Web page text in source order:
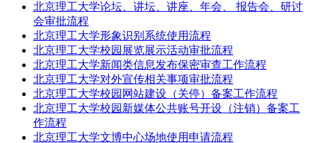
北京理工大学论坛、讲坛、讲座、年会、 报告会、研讨
会审批流程
北京理工大学形象识别系统使用流程
北京理工大学校园展览展示活动审批流程
北京理工大学新闻类信息发布保密审查工作流程
北京理工大学对外宣传相关事项审批流程
北京理工大学校园网站建设（关停）备案工作流程
北京理工大学校园新媒体公共账号开设（注销）备案工
作流程
北京理工大学文博中心场地使用申请流程